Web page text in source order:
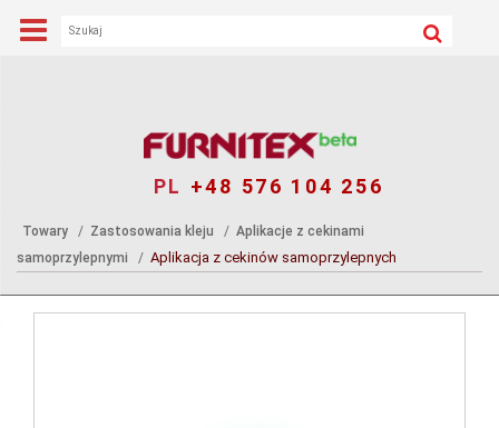
PL +48 576 104 256
Towary Zastosowania kleju
Aplikacje z cekinami
samoprzylepnymi
Aplikacja z cekinów samoprzylepnych